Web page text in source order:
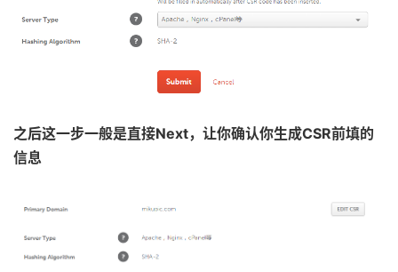
之后这一步一般是直接Next，让你确认你生成CSR前填的
信息